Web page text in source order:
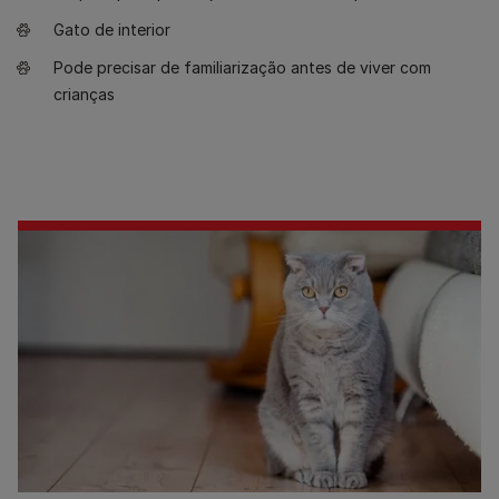
Gato de interior
Pode precisar de familiarização antes de viver com
crianças